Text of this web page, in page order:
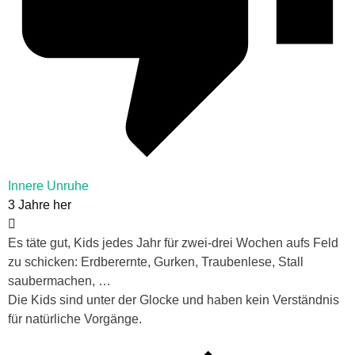
Innere Unruhe
3 Jahre her
Es täte gut, Kids jedes Jahr für zwei-drei Wochen aufs Feld
zu schicken: Erdberernte, Gurken, Traubenlese, Stall
saubermachen, …
Die Kids sind unter der Glocke und haben kein Verständnis
für natürliche Vorgänge.